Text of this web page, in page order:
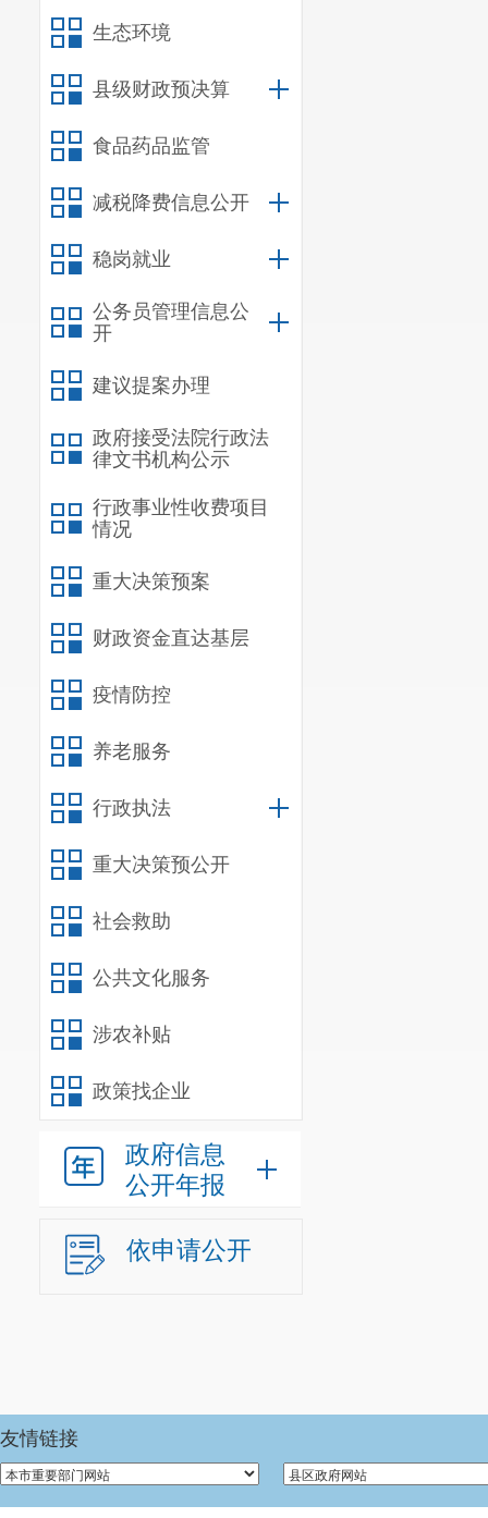
生态环境
县级财政预决算
食品药品监管
减税降费信息公开
稳岗就业
公务员管理信息公
开
建议提案办理
政府接受法院行政法
律文书机构公示
行政事业性收费项目
情况
重大决策预案
财政资金直达基层
疫情防控
养老服务
行政执法
重大决策预公开
社会救助
公共文化服务
涉农补贴
政策找企业
政府信息
公开年报
依申请公开
友情链接